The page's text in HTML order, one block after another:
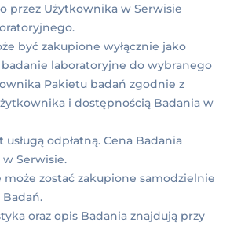
przez Użytkownika w Serwisie
być zakupione wyłącznie jako
laboratoryjne do wybranego
Pakietu badań zgodnie z
i dostępnością Badania w
usługą odpłatną. Cena Badania
Serwisie.
może zostać zakupione samodzielnie
oraz opis Badania znajdują przy